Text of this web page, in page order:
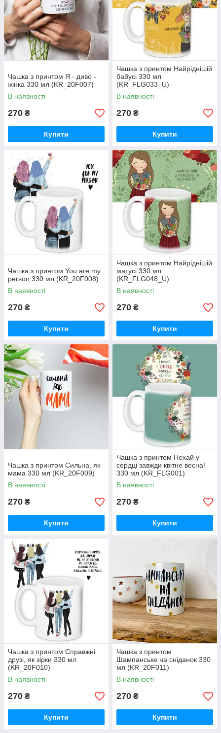
Чашка з принтом Я - диво -
жінка 330 мл (KR_20F007)
В наявності
270 ₴
Купити
Чашка з принтом Найріднішій
бабусі 330 мл
(KR_FLG033_U)
В наявності
270 ₴
Купити
Чашка з принтом You are my
person 330 мл (KR_20F008)
В наявності
270 ₴
Купити
Чашка з принтом Найріднішій
матусі 330 мл
(KR_FLG048_U)
В наявності
270 ₴
Купити
Чашка з принтом Сильна, як
мама 330 мл (KR_20F009)
В наявності
270 ₴
Купити
Чашка з принтом Нехай у
сердці завжди квітне весна!
330 мл (KR_FLG001)
В наявності
270 ₴
Купити
Чашка з принтом Справжні
друзі, як зірки 330 мл
(KR_20F010)
В наявності
270 ₴
Купити
Чашка з принтом
Шампанське на сніданок 330
мл (KR_20F011)
В наявності
270 ₴
Купити